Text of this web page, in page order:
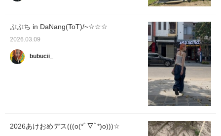
ぶぶち in DaNang(ToT)/~☆☆☆
2026.03.09
bubucii_
2026あけおめデス(((o(*ﾟ▽ﾟ*)o)))☆